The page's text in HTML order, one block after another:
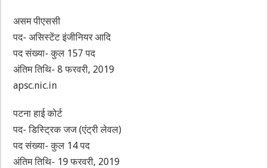
असम पीएससी
पद- असिस्टेंट इंजीनियर आदि
पद संख्या- कुल 157 पद
अंतिम तिथि- 8 फरवरी, 2019
apsc.nic.in
पटना हाई कोर्ट
पद- डिस्ट्रिक जज (एंट्री लेवल)
पद संख्या- कुल 14 पद
अंतिम तिथि- 19 फरवरी, 2019